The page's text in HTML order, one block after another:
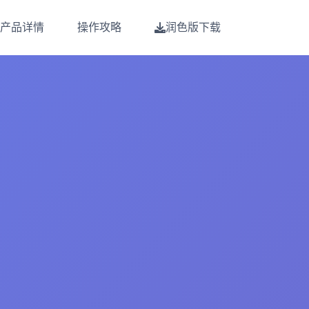
产品详情 操作攻略 润色版下载